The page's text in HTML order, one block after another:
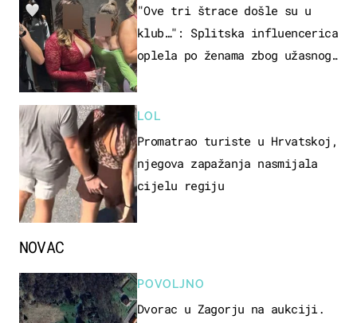
"Ove tri štrace došle su u
klub…": Splitska influencerica
oplela po ženama zbog užasnog
LOL
Promatrao turiste u Hrvatskoj,
njegova zapažanja nasmijala
cijelu regiju
NOVAC
POVOLJNO
Dvorac u Zagorju na aukciji.